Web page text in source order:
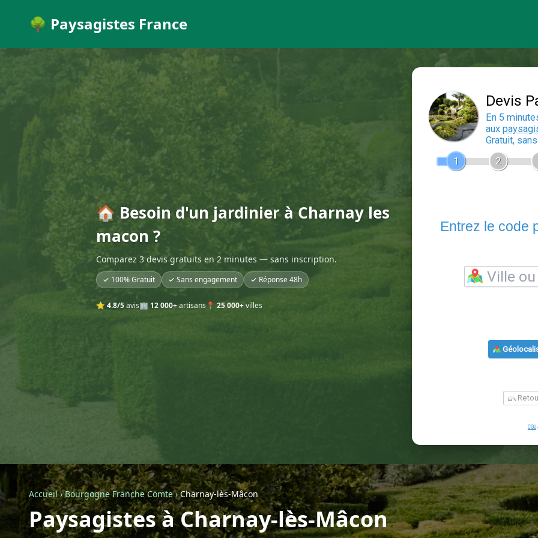
🌳 Paysagistes France
🏠 Besoin d'un jardinier à Charnay les
macon ?
Comparez 3 devis gratuits en 2 minutes — sans inscription.
✓ 100% Gratuit ✓ Sans engagement ✓ Réponse 48h
⭐ 4.8/5avis🏢 12 000+artisans 📍 25 000+villes
Accueil›Bourgogne Franche Comte›Charnay-lès-Mâcon
Paysagistes à Charnay-lès-Mâcon